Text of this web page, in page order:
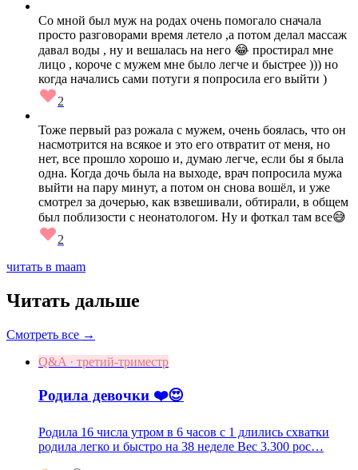
Со мной был муж на родах очень помогало сначала
просто разговорами время летело ,а потом делал массаж
давал воды , ну и вешалась на него 😂 простирал мне
лицо , короче с мужем мне было легче и быстрее ))) но
когда начались сами потуги я попросила его выйти )
2
Тоже первый раз рожала с мужем, очень боялась, что он
насмотрится на всякое и это его отвратит от меня, но
нет, все прошло хорошо и, думаю легче, если бы я была
одна. Когда дочь была на выходе, врач попросила мужа
выйти на пару минут, а потом он снова вошёл, и уже
смотрел за дочерью, как взвешивали, обтирали, в общем
был поблизости с неонатологом. Ну и фоткал там все😅
2
читать в maam
Читать дальше
Смотреть все →
Q&A · третий-триместр
Родила девочки ❤️😍
Родила 16 числа утром в 6 часов с 1 длились схватки
родила легко и быстро на 38 неделе Вес 3.300 рос…